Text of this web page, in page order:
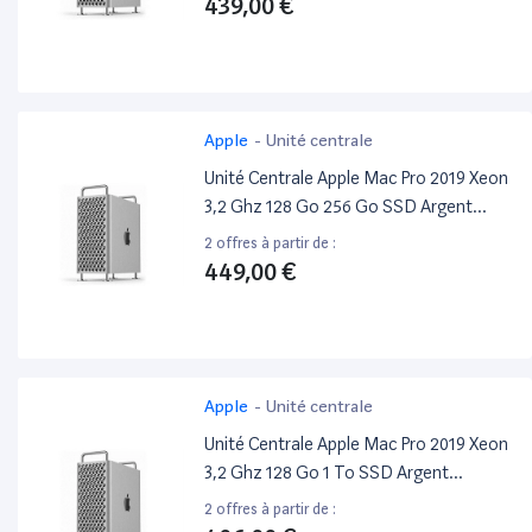
Apple - Unité centrale
Unité Centrale Apple Mac Pro 2019 Xeon
3,2 Ghz 128 Go 256 Go SSD Argent
Reconditionné
2 offres à partir de :
449,00 €
Apple - Unité centrale
Unité Centrale Apple Mac Pro 2019 Xeon
3,2 Ghz 128 Go 1 To SSD Argent
Reconditionné
2 offres à partir de :